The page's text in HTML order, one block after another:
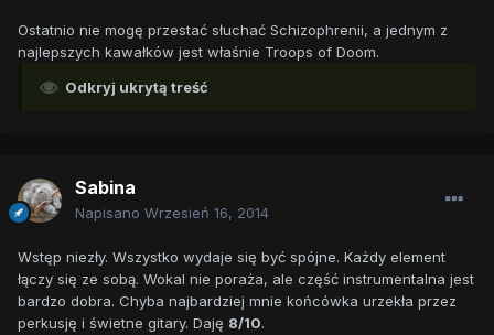
Ostatnio nie mogę przestać słuchać Schizophrenii, a jednym z
najlepszych kawałków jest właśnie Troops of Doom.
Odkryj ukrytą treść
Sabina
Napisano Wrzesień 16, 2014
Wstęp niezły. Wszystko wydaje się być spójne. Każdy element
łączy się ze sobą. Wokal nie poraża, ale część instrumentalna jest
bardzo dobra. Chyba najbardziej mnie końcówka urzekła przez
perkusję i świetne gitary. Daję 8/10.